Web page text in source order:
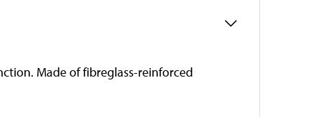
Made of fibreglass-reinforced